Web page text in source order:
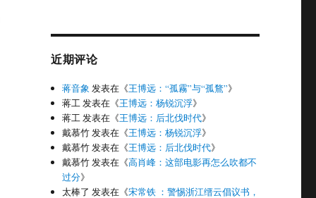
与开发逻辑”
近期评论
蒋音象 发表在《王博远：“孤霧”与“孤鶩”》
蒋工发表在《王博远：杨锐沉浮》
蒋工发表在《王博远：后北伐时代》
戴慕竹发表在《王博远：杨锐沉浮》
戴慕竹发表在《王博远：后北伐时代》
戴慕竹发表在《高肖峰：这部电影再怎么吹都不
过分》
太棒了 发表在《宋常铁 ：警惕浙江缙云倡议书，